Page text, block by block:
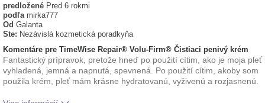
predložené Pred 6 rokmi
podľa mirka777
Od Galanta
Ste: Nezávislá kozmetická poradkyňa
Komentáre pre TimeWise Repair® Volu-Firm® Čistiaci penivý krém
Fantastický prípravok, pretože hneď po použití cítim, ako je moja pleť
vyhladená, jemná a napnutá, spevnená. Po použití cítim, akoby som
použila krém, pleť mám krásne hydratovanú, vyživenú a rozjasnenú.